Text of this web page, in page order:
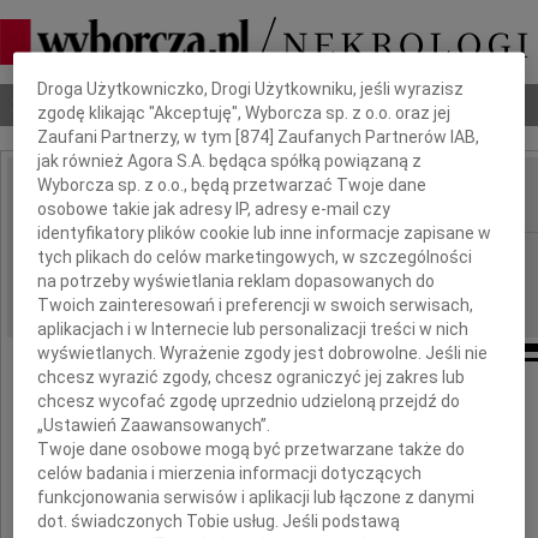
Nekrologi Odeszli Poradnik pogrzebowy
IMIĘ I NAZWISKO:
REGION: Bydgoszcz
DATA EMISJI: 17.09.2019
Łączymy się w żalu i żałobie
z
Panem Adamem Tuschem
Dbamy o Twoją prywatność
Droga Użytkowniczko, Drogi Użytkowniku, jeśli wyrazisz
zgodę klikając "Akceptuję", Wyborcza sp. z o.o. oraz jej
Zaufani Partnerzy, w tym [874 ] Zaufanych Partnerów IAB,
jak również Agora S.A. będąca spółką powiązaną z
Wyborcza sp. z o.o., będą przetwarzać Twoje dane
osobowe takie jak adresy IP, adresy e-mail czy
identyfikatory plików cookie lub inne informacje zapisane w
tych plikach do celów marketingowych, w szczególności
na potrzeby wyświetlania reklam dopasowanych do
Twoich zainteresowań i preferencji w swoich serwisach,
aplikacjach i w Internecie lub personalizacji treści w nich
wyświetlanych. Wyrażenie zgody jest dobrowolne. Jeśli nie
chcesz wyrazić zgody, chcesz ograniczyć jej zakres lub
chcesz wycofać zgodę uprzednio udzieloną przejdź do
„Ustawień Zaawansowanych”.
Twoje dane osobowe mogą być przetwarzane także do
celów badania i mierzenia informacji dotyczących
funkcjonowania serwisów i aplikacji lub łączone z danymi
dot. świadczonych Tobie usług. Jeśli podstawą